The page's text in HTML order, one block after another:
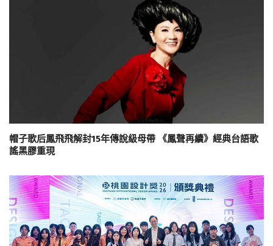
帽子歌后鳳飛飛解封15年傳說級母帶 《鳳聲再續》經典台語歌
謠黑膠重現